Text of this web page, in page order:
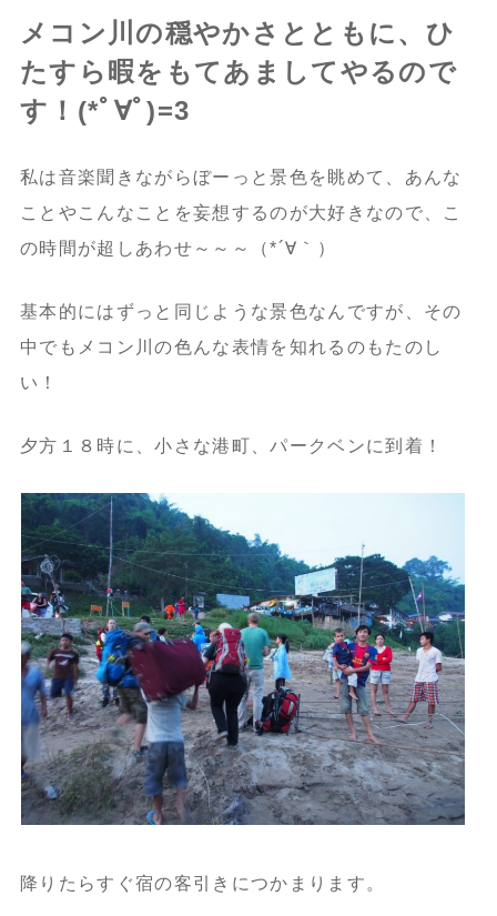
メコン川の穏やかさとともに、ひ
たすら暇をもてあましてやるので
す！(*ﾟ∀ﾟ)=3
私は音楽聞きながらぼーっと景色を眺めて、あんな
ことやこんなことを妄想するのが大好きなので、こ
の時間が超しあわせ～～～（*´∀｀）
基本的にはずっと同じような景色なんですが、その
中でもメコン川の色んな表情を知れるのもたのし
い！
夕方１８時に、小さな港町、パークベンに到着！
降りたらすぐ宿の客引きにつかまります。